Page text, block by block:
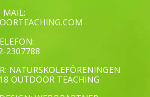
MAIL:
2307788
NATURSKOLEFÖRENINGEN
OUTDOOR TEACHING